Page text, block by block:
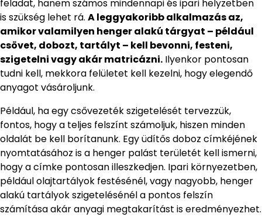
feladat, hanem számos mindennapi és ipari helyzetben
is szükség lehet rá. A leggyakoribb alkalmazás az,
amikor valamilyen henger alakú tárgyat – például
csövet, dobozt, tartályt – kell bevonni, festeni,
szigetelni vagy akár matricázni. Ilyenkor pontosan
tudni kell, mekkora felületet kell kezelni, hogy elegendő
anyagot vásároljunk.
Például, ha egy csővezeték szigetelését tervezzük,
fontos, hogy a teljes felszínt számoljuk, hiszen minden
oldalát be kell borítanunk. Egy üdítős doboz címkéjének
nyomtatásához is a henger palást területét kell ismerni,
hogy a címke pontosan illeszkedjen. Ipari környezetben,
például olajtartályok festésénél, vagy nagyobb, henger
alakú tartályok szigetelésénél a pontos felszín
számítása akár anyagi megtakarítást is eredményezhet.